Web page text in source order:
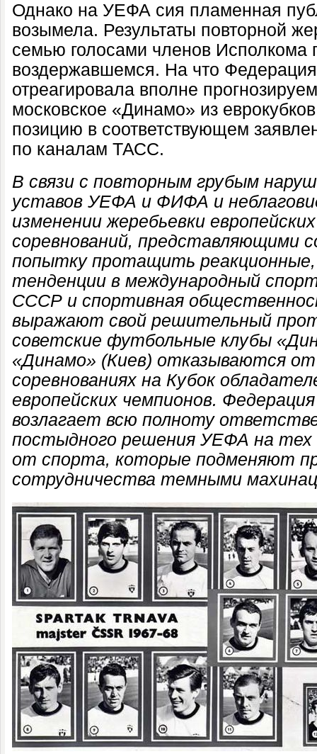
Однако на УЕФА сия пламенная
возымела. Результаты повторной
семью голосами членов Исполкома
воздержавшемся. На что
отреагировала вполне
московское «Динамо» из
позицию в соответствующем
по каналам ТАСС.
В связи с повторным грубым
уставов УЕФА и ФИФА и
изменении жеребьевки
соревнований, представляющими
попытку протащить реакционные,
тенденции в международный
СССР и спортивная
выражают свой решительный
советские футбольные клубы
«Динамо» (Киев) отказываются
соревнованиях на Кубок
европейских чемпионов.
возлагает всю полноту
постыдного решения УЕФА на тех
от спорта, которые подменяют
сотрудничества темными